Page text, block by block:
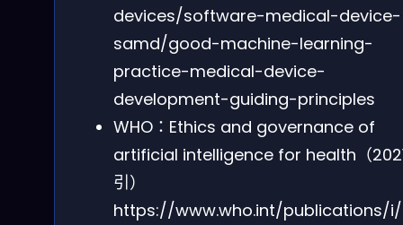
devices/software-medical-device-
samd/good-machine-learning-
practice-medical-device-
development-guiding-principles
WHO：Ethics and governance of
artificial intelligence for health（
引）
https://www.who.int/publications/